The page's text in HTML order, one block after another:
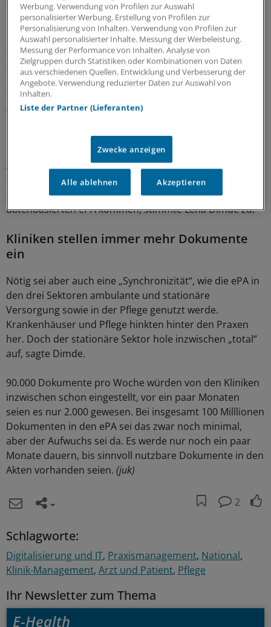
Das sah auf der DMEA auch Lena Dimde so,
Projektleiterin der ePA bei der gematik. Sie verwies auf
die Einbettung des elektronischen Medikationsplans in
der ePA, die in diesem Jahr erfolgen soll. Sie habe
Hoffnung, dass der Austausch zwischen den Sektoren
durch dieses Tool vorangetrieben werde und alle
Akteure „gemeinsam am Patienten arbeiten“.
Noch sei die ePA nur ein „schöner Container“ für
Dokumente, sagte Grudrun Liß vom Klinikkonzern
Asklepios. Denn noch sei für Ärztinnen und Ärzte nicht
erkennbar, welche Dokumente behandlungsrelevant
seien. Man müsse bald von einer dokumenten- zu einer
datenbasierten ePA kommen, stimmte Lena Dimde zu.
Kliniken stellen immer mehr Dokumente
ein
Nötig sei aber auch eine „Synchronizität“, wie die ePA in
den drei Sektoren ambulante und stationäre
Versorgung sowie in der Pflege genutzt werde.
Krankenhäuser und Pflege hinkten hinter den Praxen
her. Doch der stationäre Sektor hole inzwischen „total“
auf, sagte Dimde.
90.000 Dokumente pro Woche würden von den Kliniken
inzwischen schon eingestellt, vor ein paar Monaten
seien es nur 2.000 gewesen. Bei insgesamt 100 Milllionen
Dokumenten in den ePA sei das zwar noch minimal,
aber der Aufwuchs sei da. Es werde nur noch ein paar
Monate dauern, bis sinnvoll nutzbare Dokumente in den
Akten vorhanden seien. (juk)
2
Schlagworte:
Digitalisierung und IT Praxismanagement National
Klinik-Management Arzt und Patient Pflege
Ihr Newsletter zum Thema
E-Health
Werbung. Verwendung von Profilen zur Auswahl
personalisierter Werbung. Erstellung von Profilen zur
Personalisierung von Inhalten. Verwendung von Profilen zur
Auswahl personalisierter Inhalte. Messung der Werbeleistung.
Messung der Performance von Inhalten. Analyse von
Zielgruppen durch Statistiken oder Kombinationen von Daten
aus verschiedenen Quellen. Entwicklung und Verbesserung der
Angebote. Verwendung reduzierter Daten zur Auswahl von
Inhalten.
Liste der Partner (Lieferanten)
Zwecke anzeigen
Alle ablehnen Akzeptieren